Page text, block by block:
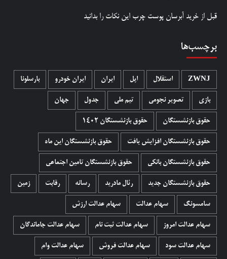
قبل از خرید آبرسان پوست چرب این نکات را بدانید
برچسب‌ها
ZWNJ استقلال اپل ایران ایران خودرو بارسلونا
بازی تصویر نجومی تیم ملی جدول جهان
حقوق بازنشستگان حقوق بازنشستگان 1402
حقوق بازنشستگان افزایش یافت حقوق بازنشستگان این ماه
حقوق بازنشستگان بانکی حقوق بازنشستگان تامین اجتماعی
حقوق بازنشستگان جدید رئال مادرید رسانه رقابت زمین
سامسونگ سهام عدالت سهام عدالت ارزش
سهام عدالت امروز سهام عدالت ثبت نام سهام عدالت جاماندگان
سهام عدالت سود سهام عدالت فروش سهام عدالت وام